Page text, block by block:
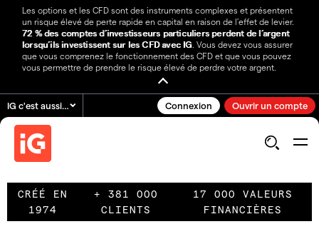
Les options et les CFD sont des instruments complexes et présentent
un risque élevé de perte rapide en capital en raison de l’effet de levier.
72 % des comptes d’investisseurs particuliers perdent de l’argent
lorsqu’ils investissent sur les CFD avec IG. Vous devez vous assurer
que vous comprenez le fonctionnement des CFD et que vous pouvez
vous permettre de prendre le risque élevé de perdre votre argent.
IG c'est aussi… Connexion Ouvrir un compte
CRÉÉ EN
1974
+ 381 000
CLIENTS
17 000 VALEURS
FINANCIÈRES